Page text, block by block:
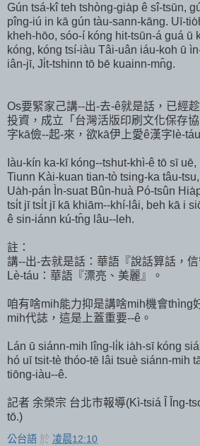
Gún tsá-kî teh tshòng-gia̍p ê sî-tsūn,
pîng-iú in kā gún tàu-sann-kāng. Uī-
kheh-hōo, sóo-í kóng hit-tsūn-á guá ū
kóng, kóng tsí-iàu Tâi-uân iáu-koh ū
iân-jī, Ji̍t-tshinn tō bē kuainn-mn̂g.
Os要緊家己講--出-去-ê就是話，已經
投資，成立「台灣活版印刷文化保存
字kā儉--起-來，欲kā伊上愛ê漢字lè-
Iàu-kín ka-kī kóng--tshut-khì-ê tō sī
Tiunn Kài-kuan tian-tò tsing-ka tâu-
Ua̍h-pán Ìn-suat Bûn-huà Pó-tsûn
tsi̍t jī tsi̍t jī kā khiām--khí-lâi, beh kā i
ê sin-iánn kú-tn̂g lâu--leh.
註：
講--出-去就是話：華語『說話算話，信
Lè-táu：華語『漂亮、美麗』。
咱有啥mih能力抑是講啥mih機會thìng
mih代誌，這是上蓋重要--ê。
Lán ū siánn-mih lîng-li̍k ia̍h-sī kóng
hó uī tsit-tè thóo-tē lâi tsuè siánn-mih
tiōng-iàu--ê.
記者 余榮宗 台北市報導(Kì-tsiá Î Îng-
tō.)
公台語 於 凌晨12:10